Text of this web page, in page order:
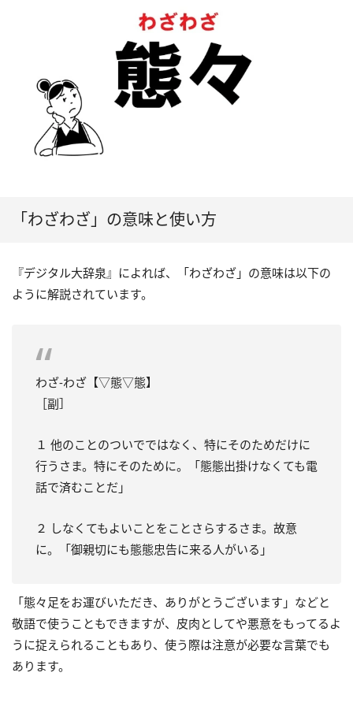
「わざわざ」の意味と使い方
『デジタル大辞泉』によれば、「わざわざ」の意味は以下の
ように解説されています。
わざ‐わざ【▽態▽態】
［副］
１ 他のことのついでではなく、特にそのためだけに
行うさま。特にそのために。「態態出掛けなくても電
話で済むことだ」
２ しなくてもよいことをことさらするさま。故意
に。「御親切にも態態忠告に来る人がいる」
「態々足をお運びいただき、ありがとうございます」などと
敬語で使うこともできますが、皮肉としてや悪意をもってるよ
うに捉えられることもあり、使う際は注意が必要な言葉でも
あります。